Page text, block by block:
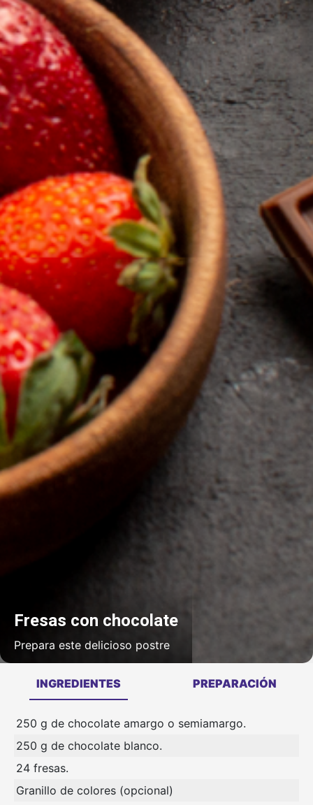
Fresas con chocolate
Prepara este delicioso postre
INGREDIENTES PREPARACIÓN
250 g de chocolate amargo o semiamargo.
250 g de chocolate blanco.
24 fresas.
Granillo de colores (opcional)